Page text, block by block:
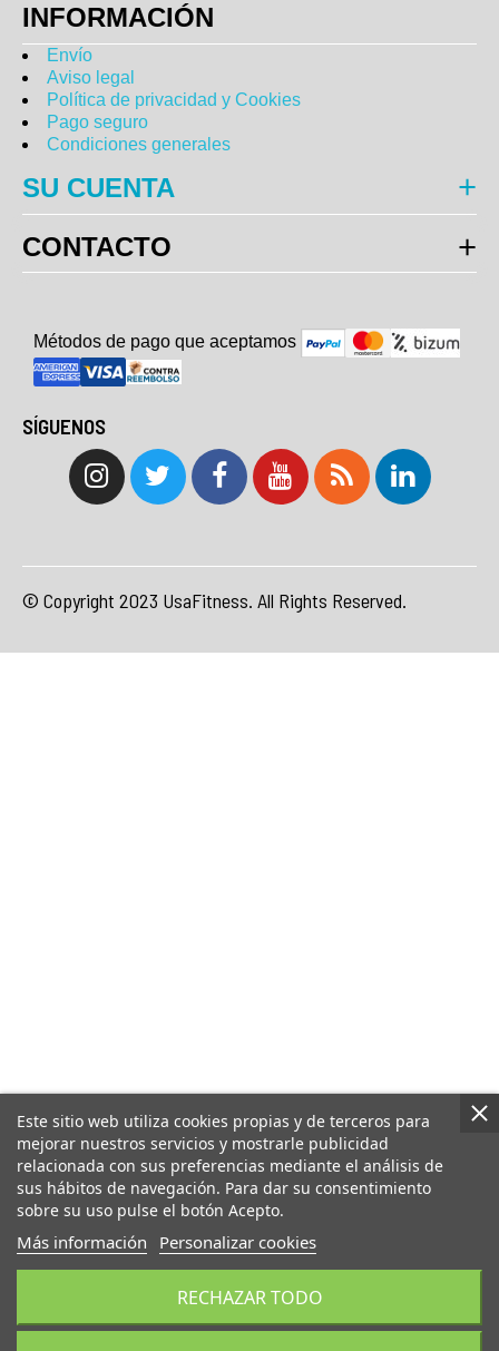
Este sitio web utiliza cookies propias y de terceros para
mejorar nuestros servicios y mostrarle publicidad
relacionada con sus preferencias mediante el análisis de
sus hábitos de navegación. Para dar su consentimiento
sobre su uso pulse el botón Acepto.
Más información Personalizar cookies
RECHAZAR TODO
INFORMACIÓN
Envío
Aviso legal
Política de privacidad y Cookies
Pago seguro
Condiciones generales
SU CUENTA
CONTACTO
Métodos de pago que aceptamos
SÍGUENOS
© Copyright 2023 UsaFitness. All Rights Reserved.